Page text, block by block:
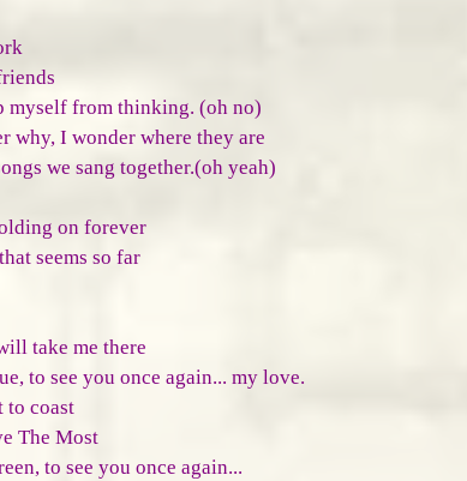
myself from thinking. (oh no)
why, I wonder where they are
we sang together.(oh yeah)
on forever
seems so far
take me there
to see you once again... my love.
to coast
The Most
to see you once again...